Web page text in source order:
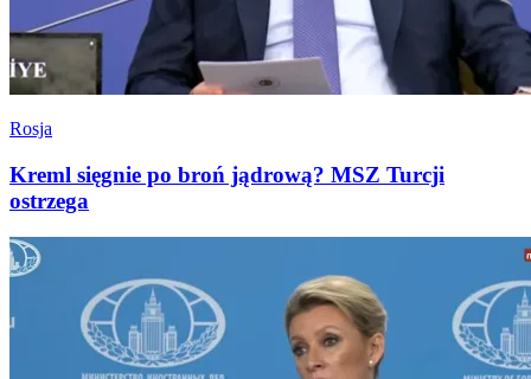
Rosja
Kreml sięgnie po broń jądrową? MSZ Turcji
ostrzega